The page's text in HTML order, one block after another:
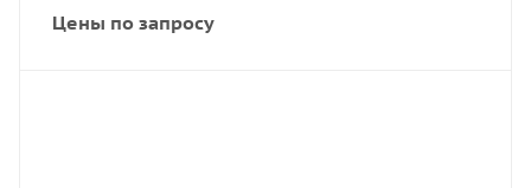
Цены по запросу